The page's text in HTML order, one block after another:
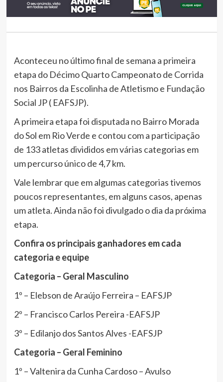
Aconteceu no último final de semana a primeira
etapa do Décimo Quarto Campeonato de Corrida
nos Bairros da Escolinha de Atletismo e Fundação
Social JP ( EAFSJP).
A primeira etapa foi disputada no Bairro Morada
do Sol em Rio Verde e contou com a participação
de 133 atletas divididos em várias categorias em
um percurso único de 4,7 km.
Vale lembrar que em algumas categorias tivemos
poucos representantes, em alguns casos, apenas
um atleta. Ainda não foi divulgado o dia da próxima
etapa.
Confira os principais ganhadores em cada
categoria e equipe
Categoria – Geral Masculino
1º – Elebson de Araújo Ferreira – EAFSJP
2º – Francisco Carlos Pereira -EAFSJP
3º – Edilanjo dos Santos Alves -EAFSJP
Categoria – Geral Feminino
1º – Valtenira da Cunha Cardoso – Avulso